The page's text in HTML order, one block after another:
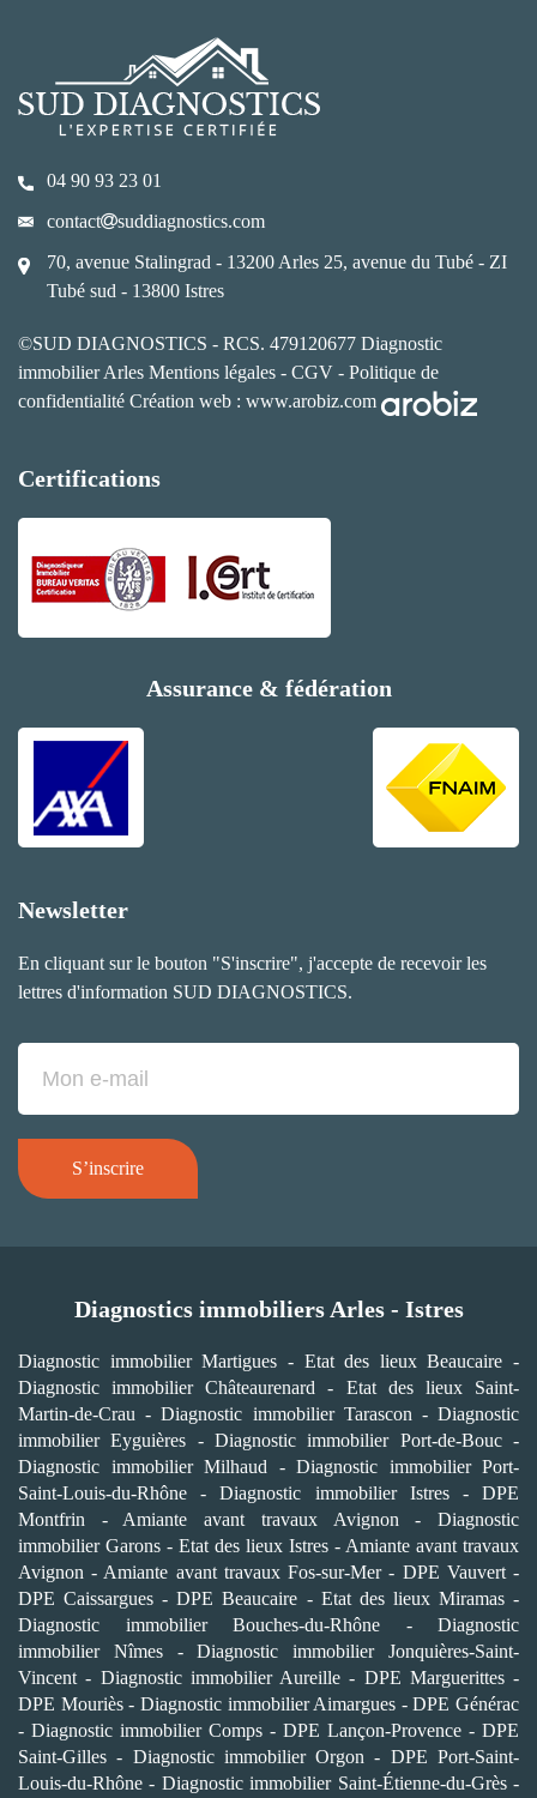
04 90 93 23 01
contact
suddiagnostics.com
70, avenue Stalingrad - 13200 Arles 25, avenue du Tubé - ZI
Tubé sud - 13800 Istres
©SUD DIAGNOSTICS - RCS. 479120677 Diagnostic
immobilier Arles Mentions légales - CGV - Politique de
confidentialité Création web : www.arobiz.com
Certifications
Assurance & fédération
Newsletter
En cliquant sur le bouton "S'inscrire", j'accepte de recevoir les
lettres d'information SUD DIAGNOSTICS.
S’inscrire
Diagnostics immobiliers Arles - Istres
Diagnostic immobilier Martigues - Etat des lieux Beaucaire -
Diagnostic immobilier Châteaurenard - Etat des lieux Saint-
Martin-de-Crau -Diagnostic immobilier Tarascon -Diagnostic
immobilier Eyguières -Diagnostic immobilier Port-de-Bouc-
Diagnostic immobilier Milhaud - Diagnostic immobilier Port-
Saint-Louis-du-Rhône-Diagnostic immobilier Istres-DPE
Montfrin - Amiante avant travaux Avignon -Diagnostic
immobilier Garons - Etat des lieux Istres - Amiante avant travaux
Avignon - Amiante avant travaux Fos-sur-Mer- DPE Vauvert-
DPE Caissargues -DPE Beaucaire - Etat des lieux Miramas-
Diagnostic immobilier Bouches-du-Rhône - Diagnostic
immobilier Nîmes-Diagnostic immobilier Jonquières-Saint-
Vincent- Diagnostic immobilier Aureille - DPE Marguerittes-
DPE Mouriès- Diagnostic immobilier Aimargues -DPE Générac
- Diagnostic immobilier Comps - DPE Lançon-Provence - DPE
Saint-Gilles - Diagnostic immobilier Orgon - DPE Port-Saint-
Louis-du-Rhône- Diagnostic immobilier Saint-Étienne-du-Grès-